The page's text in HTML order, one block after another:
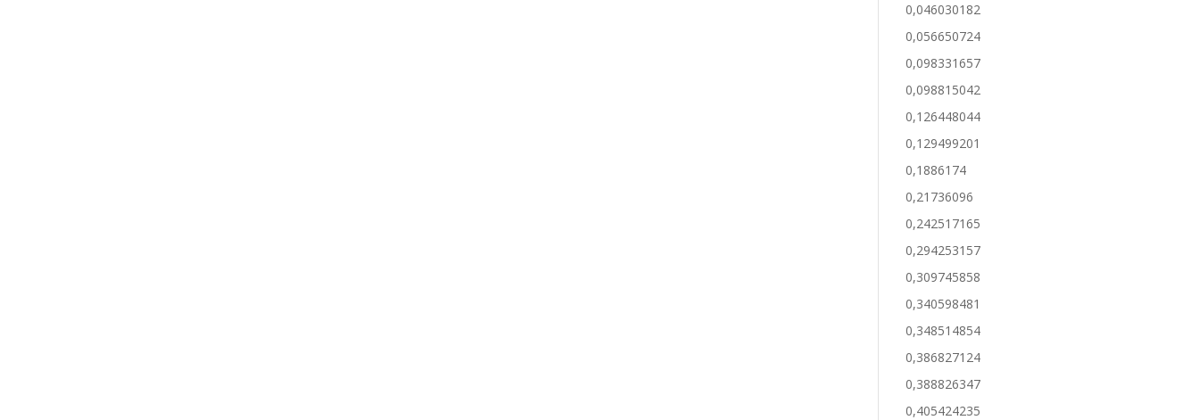
0,046030182
0,056650724
0,098331657
0,098815042
0,126448044
0,129499201
0,1886174
0,21736096
0,242517165
0,294253157
0,309745858
0,340598481
0,348514854
0,386827124
0,388826347
0,405424235